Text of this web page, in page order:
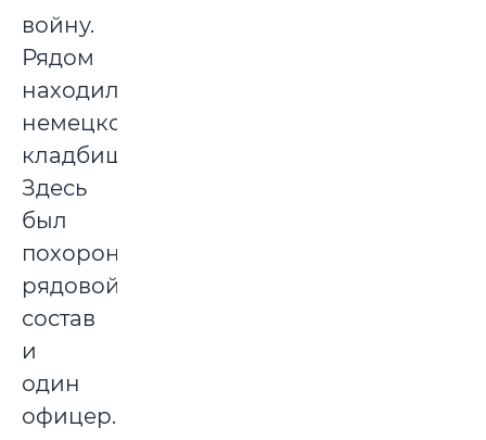
войну.
Рядом
находилось
немецкое
кладбище.
Здесь
был
похоронен
рядовой
состав
и
один
офицер.